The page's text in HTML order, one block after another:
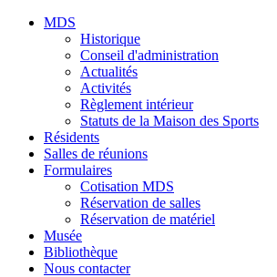
MDS
Historique
Conseil d'administration
Actualités
Activités
Règlement intérieur
Statuts de la Maison des Sports
Résidents
Salles de réunions
Formulaires
Cotisation MDS
Réservation de salles
Réservation de matériel
Musée
Bibliothèque
Nous contacter